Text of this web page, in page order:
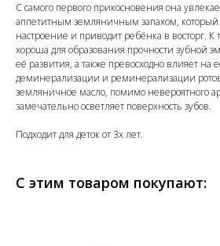
С самого первого прикосновения она
аппетитным земляничным запахом,
настроение и приводит ребёнка в восторг. К
хороша для образования прочности зубной
её развития, а также превосходно влияет на
деминерализации и реминерализации
земляничное масло, помимо невероятного
замечательно осветляет поверхность зубов.
Подходит для деток от 3х лет.
С этим товаром покупают: